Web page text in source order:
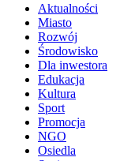
Aktualności
Miasto
Rozwój
Środowisko
Dla inwestora
Edukacja
Kultura
Sport
Promocja
NGO
Osiedla